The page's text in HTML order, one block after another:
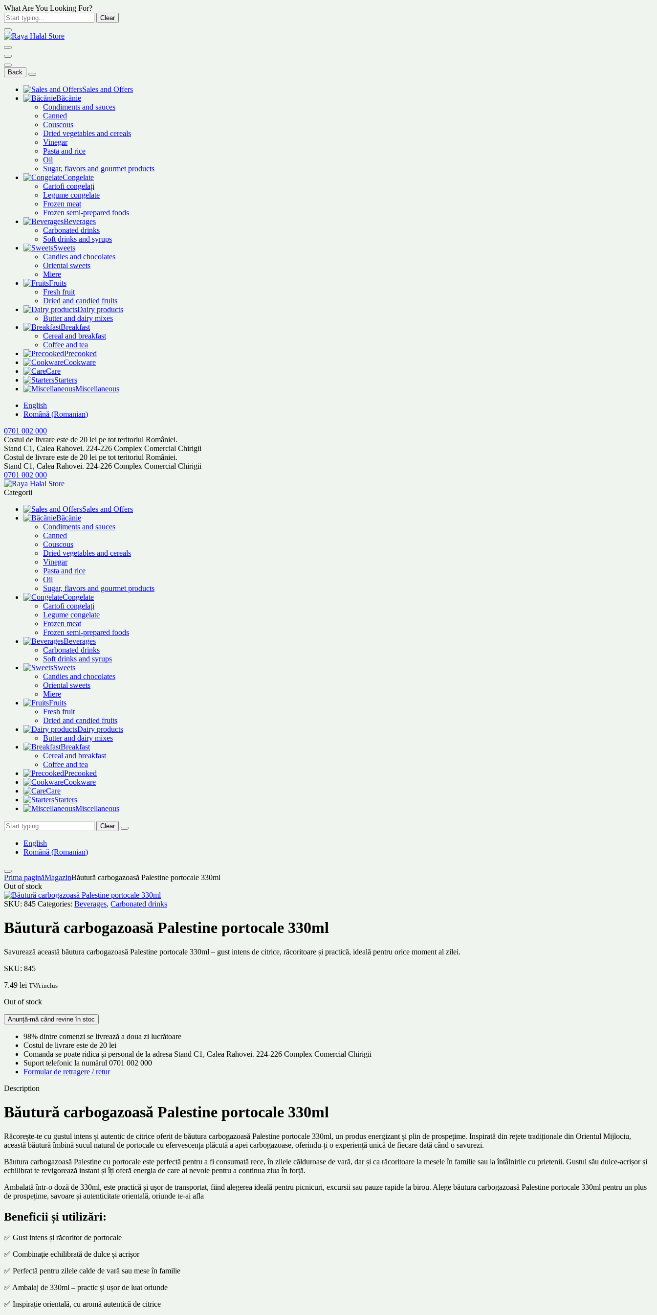
What Are You Looking For?
Clear
Back
Sales and Offers
Băcănie
Condiments and sauces
Canned
Couscous
Dried vegetables and cereals
Vinegar
Pasta and rice
Oil
Sugar, flavors and gourmet products
Congelate
Cartofi congelați
Legume congelate
Frozen meat
Frozen semi-prepared foods
Beverages
Carbonated drinks
Soft drinks and syrups
Sweets
Candies and chocolates
Oriental sweets
Miere
Fruits
Fresh fruit
Dried and candied fruits
Dairy products
Butter and dairy mixes
Breakfast
Cereal and breakfast
Coffee and tea
Precooked
Cookware
Care
Starters
Miscellaneous
English
Română (Romanian)
0701 002 000
Costul de livrare este de 20 lei pe tot teritoriul României.
Stand C1, Calea Rahovei. 224-226 Complex Comercial Chirigii
Costul de livrare este de 20 lei pe tot teritoriul României.
Stand C1, Calea Rahovei. 224-226 Complex Comercial Chirigii
0701 002 000
Categorii
Sales and Offers
Băcănie
Condiments and sauces
Canned
Couscous
Dried vegetables and cereals
Vinegar
Pasta and rice
Oil
Sugar, flavors and gourmet products
Congelate
Cartofi congelați
Legume congelate
Frozen meat
Frozen semi-prepared foods
Beverages
Carbonated drinks
Soft drinks and syrups
Sweets
Candies and chocolates
Oriental sweets
Miere
Fruits
Fresh fruit
Dried and candied fruits
Dairy products
Butter and dairy mixes
Breakfast
Cereal and breakfast
Coffee and tea
Precooked
Cookware
Care
Starters
Miscellaneous
Clear
English
Română (Romanian)
Prima paginăMagazinBăutură carbogazoasă Palestine portocale 330ml
Out of stock
SKU: 845 Categories: Beverages, Carbonated drinks
Băutură carbogazoasă Palestine portocale 330ml
Savurează această băutura carbogazoasă Palestine portocale 330ml – gust intens de citrice, răcoritoare și practică, ideală pentru orice moment al zilei.
SKU: 845
7.49 lei TVA inclus
Out of stock
98% dintre comenzi se livrează a doua zi lucrătoare
Costul de livrare este de 20 lei
Comanda se poate ridica și personal de la adresa Stand C1, Calea Rahovei. 224-226 Complex Comercial Chirigii
Suport telefonic la numărul 0701 002 000
Formular de retragere / retur
Description
Băutură carbogazoasă Palestine portocale 330ml
Răcorește-te cu gustul intens și autentic de citrice oferit de băutura carbogazoasă Palestine portocale 330ml, un produs energizant și plin de prospețime. Inspirată din rețete tradiționale din Orientul Mijlociu,
această băutură îmbină sucul natural de portocale cu efervescența plăcută a apei carbogazoase, oferindu-ți o experiență unică de fiecare dată când o savurezi.
Băutura carbogazoasă Palestine cu portocale este perfectă pentru a fi consumată rece, în zilele călduroase de vară, dar și ca răcoritoare la mesele în familie sau la întâlnirile cu prietenii. Gustul său dulce-acrișor și
echilibrat te revigorează instant și îți oferă energia de care ai nevoie pentru a continua ziua în forță.
Ambalată într-o doză de 330ml, este practică și ușor de transportat, fiind alegerea ideală pentru picnicuri, excursii sau pauze rapide la birou. Alege băutura carbogazoasă Palestine portocale 330ml pentru un plus
de prospețime, savoare și autenticitate orientală, oriunde te-ai afla
Beneficii și utilizări:
✅ Gust intens și răcoritor de portocale
✅ Combinație echilibrată de dulce și acrișor
✅ Perfectă pentru zilele calde de vară sau mese în familie
✅ Ambalaj de 330ml – practic și ușor de luat oriunde
✅ Inspirație orientală, cu aromă autentică de citrice